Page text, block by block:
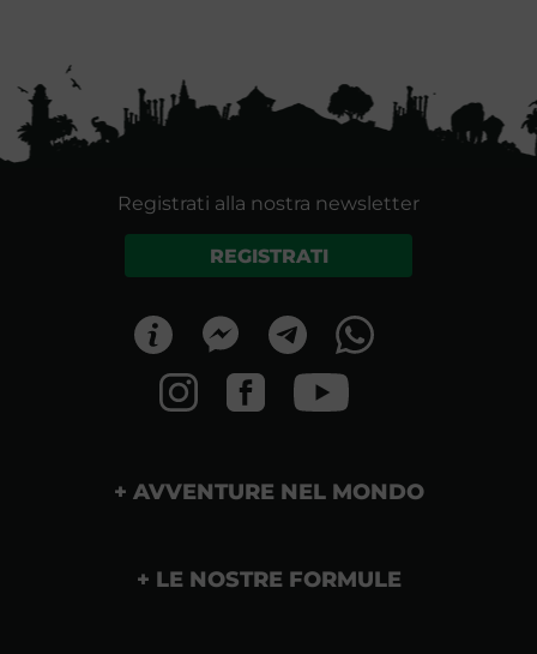
Registrati alla nostra newsletter
REGISTRATI
AVVENTURE NEL MONDO
LE NOSTRE FORMULE